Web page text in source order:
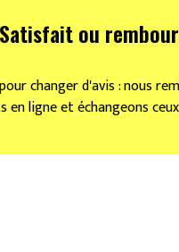
Satisfait ou
changer d'avis : nous
en ligne et échangeons